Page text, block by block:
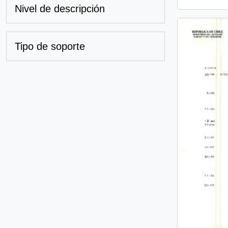
Nivel de descripción
Tipo de soporte